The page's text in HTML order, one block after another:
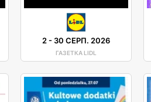
2- 30 СЕРП. 2026
ГАЗЕТКА LIDL